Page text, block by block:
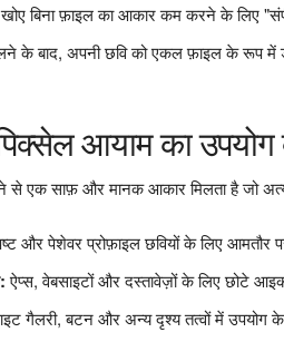
बिना फ़ाइल का आकार कम करने के लिए
के बाद, अपनी छवि को एकल फ़ाइल के रूप में
आयाम का उपयोग
से एक साफ़ और मानक आकार मिलता है जो
और पेशेवर प्रोफ़ाइल छवियों के लिए आमतौर
ऐप्स, वेबसाइटों और दस्तावेज़ों के लिए छोटे
गैलरी, बटन और अन्य दृश्य तत्वों में उपयोग